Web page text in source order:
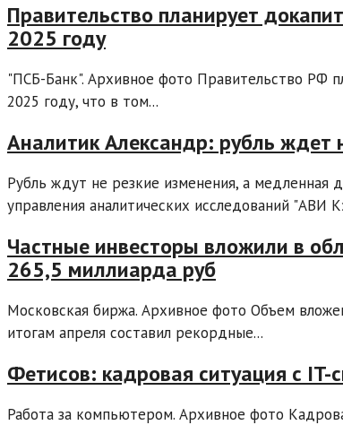
Правительство планирует
2025 году
"ПСБ-Банк". Архивное фото Правительство РФ
2025 году, что в том...
Аналитик Александр: рубль ждет
Рубль ждут не резкие изменения, а медленная
управления аналитических исследований "АВИ
Частные инвесторы вложили в
265,5 миллиарда руб
Московская биржа. Архивное фото Объем
итогам апреля составил рекордные...
Фетисов: кадровая ситуация с
Работа за компьютером. Архивное фото